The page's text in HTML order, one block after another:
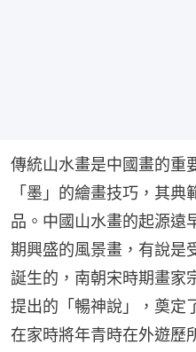
傳統山水畫是中國畫的重
「墨」的繪畫技巧，其
品。中國山水畫的起源遠
期興盛的風景畫，有說是
誕生的，南朝宋時期畫家
提出的「暢神說」，奠定
在家時將年青時在外遊歷